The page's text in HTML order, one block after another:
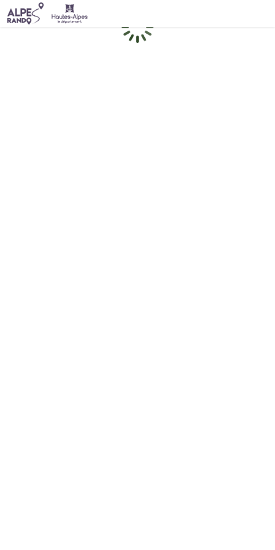
Chargement